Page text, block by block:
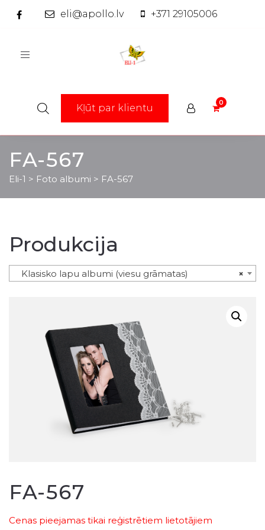
eli@apollo.lv +371 29105006
Toggle
Kļūt par klientu
FA-567
Eli-1 > Foto albumi > FA-567
Produkcija
×
Klasisko lapu albumi (viesu grāmatas)
FA-567
Cenas pieejamas tikai reģistrētiem lietotājiem